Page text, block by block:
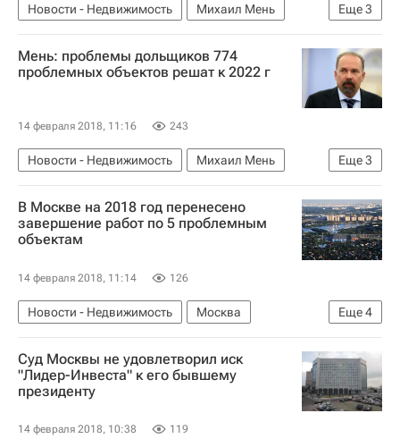
Еще3
Новости - Недвижимость
Михаил Мень
Дольщики
Жилье Россия
Мень: проблемы дольщиков 774
проблемных объектов решат к 2022 г
14 февраля 2018, 11:16 243
Еще3
Новости - Недвижимость
Михаил Мень
Дольщики
Жилье Россия
В Москве на 2018 год перенесено
завершение работ по 5 проблемным
объектам
14 февраля 2018, 11:14 126
Еще4
Новости - Недвижимость
Москва
Константин Тимофеев
Строительство
Недвижимость
Россия
Суд Москвы не удовлетворил иск
"Лидер-Инвеста" к его бывшему
президенту
14 февраля 2018, 10:38 119